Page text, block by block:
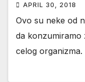
APRIL 30, 2018
Ovo su neke od
da konzumiramo
celog organizma.